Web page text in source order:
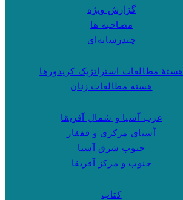
گزارش ویژه
مصاحبه ها
چندرسانه‌ای
هستهٔ مطالعات استراتژیک کریدورها
هسته مطالعات زنان
غرب آسیا و شمال آفریقا
آسیای مرکزی و قفقاز
جنوب شرق آسیا
جنوب و مرکز آفریقا
کتاب